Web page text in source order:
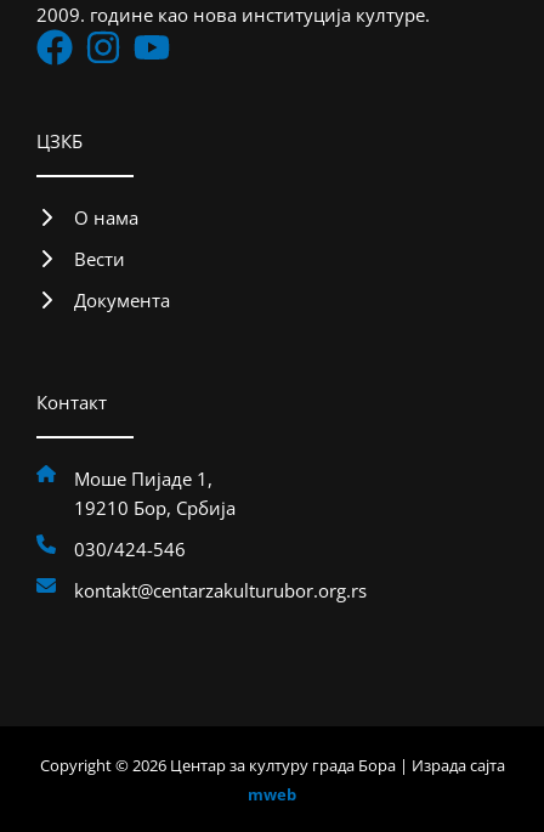
2009. године као нова институција културе.
ЦЗКБ
О нама
Вести
Документа
Контакт
Моше Пијаде 1,
19210 Бор, Србија
030/424-546
kontakt@centarzakulturubor.org.rs
Copyright © 2026 Центар за културу града Бора | Израда сајта
mweb